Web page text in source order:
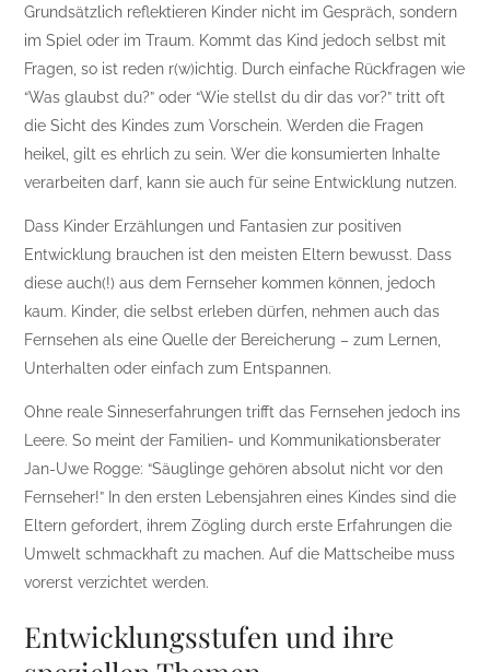
Grundsätzlich reflektieren Kinder nicht im Gespräch, sondern
im Spiel oder im Traum. Kommt das Kind jedoch selbst mit
Fragen, so ist reden r(w)ichtig. Durch einfache Rückfragen wie
“Was glaubst du?” oder “Wie stellst du dir das vor?” tritt oft
die Sicht des Kindes zum Vorschein. Werden die Fragen
heikel, gilt es ehrlich zu sein. Wer die konsumierten Inhalte
verarbeiten darf, kann sie auch für seine Entwicklung nutzen.
Dass Kinder Erzählungen und Fantasien zur positiven
Entwicklung brauchen ist den meisten Eltern bewusst. Dass
diese auch(!) aus dem Fernseher kommen können, jedoch
kaum. Kinder, die selbst erleben dürfen, nehmen auch das
Fernsehen als eine Quelle der Bereicherung – zum Lernen,
Unterhalten oder einfach zum Entspannen.
Ohne reale Sinneserfahrungen trifft das Fernsehen jedoch ins
Leere. So meint der Familien- und Kommunikationsberater
Jan-Uwe Rogge: “Säuglinge gehören absolut nicht vor den
Fernseher!” In den ersten Lebensjahren eines Kindes sind die
Eltern gefordert, ihrem Zögling durch erste Erfahrungen die
Umwelt schmackhaft zu machen. Auf die Mattscheibe muss
vorerst verzichtet werden.
Entwicklungsstufen und ihre